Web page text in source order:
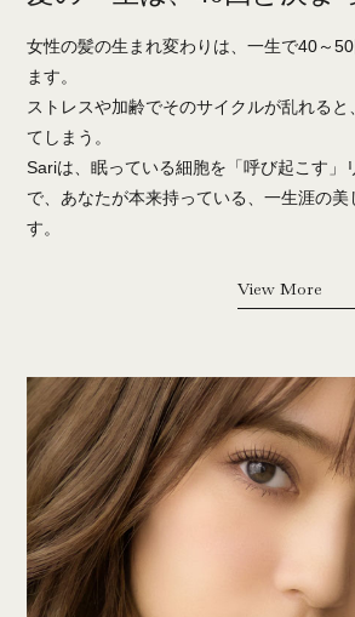
女性の髪の生まれ変わりは、一生で40～
ます。
ストレスや加齢でそのサイクルが乱れると
てしまう。
Sariは、眠っている細胞を「呼び起こす」
で、あなたが本来持っている、一生涯の美
す。
View More